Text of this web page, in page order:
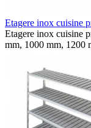
Etagere inox cuisine
Etagere inox cuisine
mm, 1000 mm, 1200